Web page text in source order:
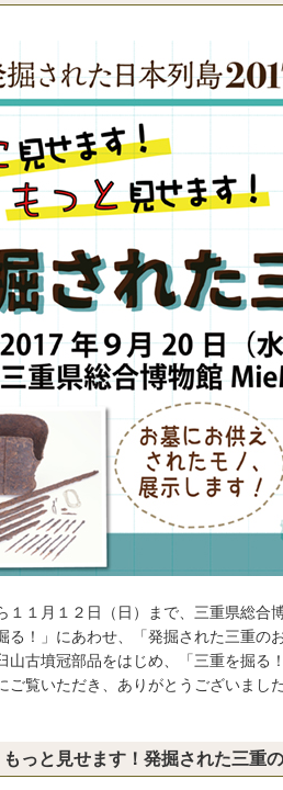
１月１２日（日）まで、三重県総合
る！」にあわせ、「発掘された三重の
山古墳冠部品をはじめ、「三重を掘る
ご覧いただき、ありがとうございました
もっと見せます！発掘された三重